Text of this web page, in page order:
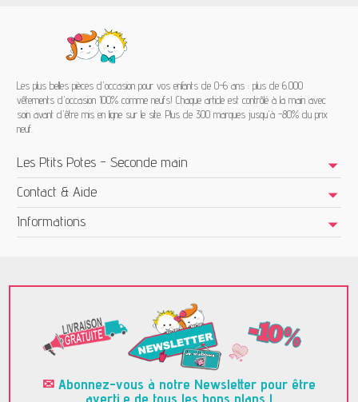
Les plus belles pièces d'occasion pour vos enfants de 0-6 ans : plus de 6.000
vêtements d'occasion 100% comme neufs! Chaque article est contrôlé à la main avec
soin avant d'être mis en ligne sur le site. Plus de 300 marques jusqu'à -80% du prix
neuf.
Les Ptits Potes - Seconde main
Contact & Aide
Informations
✉ Abonnez-vous à notre Newsletter pour être